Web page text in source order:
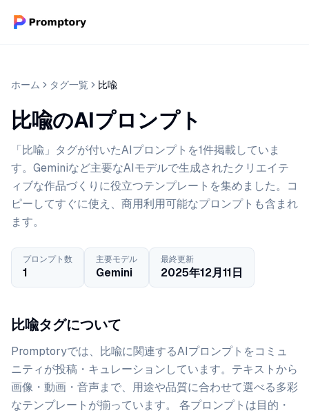
ホーム タグ一覧 比喩
比喩のAIプロンプト
「比喩」タグが付いたAIプロンプトを1件掲載していま
す。Geminiなど主要なAIモデルで生成されたクリエイテ
ィブな作品づくりに役立つテンプレートを集めました。コ
ピーしてすぐに使え、商用利用可能なプロンプトも含まれ
ます。
プロンプト数
1
主要モデル
Gemini
最終更新
2025年12月11日
比喩タグについて
Promptoryでは、 比喩に関連するAIプロンプトをコミュ
ニティが投稿・キュレーションしています。 テキストから
画像・動画・音声まで、用途や品質に合わせて選べる多彩
なテンプレートが揃っています。 各プロンプトは目的・